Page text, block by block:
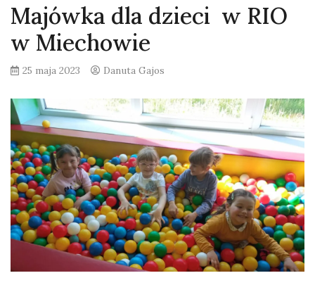
Majówka dla dzieci w RIO
w Miechowie
25 maja 2023 Danuta Gajos